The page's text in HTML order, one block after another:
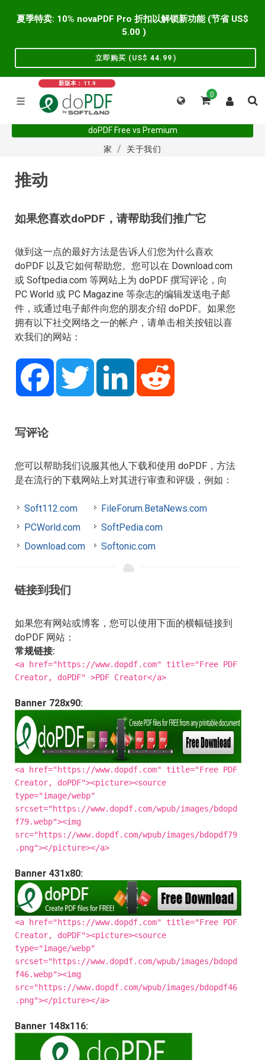
5.00 )
立即购买 (US$ 44.99 )
新版本： 11.9
0
doPDF Free vs Premium
家
关于我们
推动
如果您喜欢doPDF，请帮助我们推广它
做到这一点的最好方法是告诉人们您为什么喜欢
doPDF 以及它如何帮助您。您可以在 Download.com
或 Softpedia.com 等网站上为 doPDF 撰写评论，向
PC World 或 PC Magazine 等杂志的编辑发送电子邮
件，或通过电子邮件向您的朋友介绍 doPDF。如果您
拥有以下社交网络之一的帐户，请单击相关按钮以喜
欢我们的网站：
Facebook Twitter LinkedIn
写评论
您可以帮助我们说服其他人下载和使用 doPDF，方法
是在流行的下载网站上对其进行审查和评级，例如：
Soft112.com
PCWorld.com
Download.com
FileForum.BetaNews.com
SoftPedia.com
Softonic.com
链接到我们
如果您有网站或博客，您可以使用下面的横幅链接到
doPDF 网站：
常规链接:
<a href="https://www.dopdf.com" title="Free PDF
Creator, doPDF" >PDF Creator</a>
Banner 728x90:
<a href="https://www.dopdf.com" title="Free PDF
Creator, doPDF"><picture><source
type="image/webp"
srcset="https://www.dopdf.com/wpub/images/bdopd
f79.webp"><img
src="https://www.dopdf.com/wpub/images/bdopdf79
.png"></picture></a>
Banner 431x80:
<a href="https://www.dopdf.com" title="Free PDF
Creator, doPDF"><picture><source
type="image/webp"
srcset="https://www.dopdf.com/wpub/images/bdopd
f46.webp"><img
src="https://www.dopdf.com/wpub/images/bdopdf46
.png"></picture></a>
Banner 148x116: